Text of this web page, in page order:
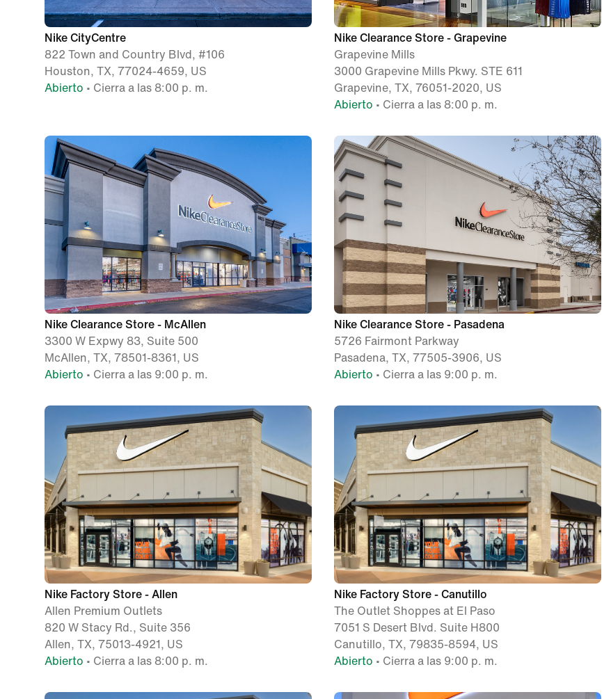
Nike CityCentre
822 Town and Country Blvd, #106
Houston, TX, 77024-4659, US
Abierto • Cierra a las 8:00 p. m.
Nike Clearance Store - Grapevine
Grapevine Mills
3000 Grapevine Mills Pkwy. STE 611
Grapevine, TX, 76051-2020, US
Abierto • Cierra a las 8:00 p. m.
Nike Clearance Store - McAllen
3300 W Expwy 83, Suite 500
McAllen, TX, 78501-8361, US
Abierto • Cierra a las 9:00 p. m.
Nike Clearance Store - Pasadena
5726 Fairmont Parkway
Pasadena, TX, 77505-3906, US
Abierto • Cierra a las 9:00 p. m.
Nike Factory Store - Allen
Allen Premium Outlets
820 W Stacy Rd., Suite 356
Allen, TX, 75013-4921, US
Abierto • Cierra a las 8:00 p. m.
Nike Factory Store - Canutillo
The Outlet Shoppes at El Paso
7051 S Desert Blvd. Suite H800
Canutillo, TX, 79835-8594, US
Abierto • Cierra a las 9:00 p. m.